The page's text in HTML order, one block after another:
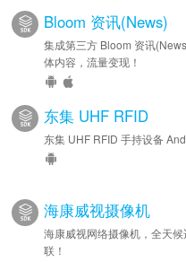
Bloom 资讯(News)
集成第三方 Bloom 资讯
体内容，流量变现！
东集 UHF RFID
东集 UHF RFID 手持设备
海康威视摄像机
海康威视网络摄像机，全天
联！